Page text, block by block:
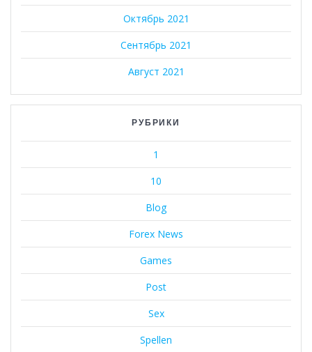
Октябрь 2021
Сентябрь 2021
Август 2021
РУБРИКИ
1
10
Blog
Forex News
Games
Post
Sex
Spellen